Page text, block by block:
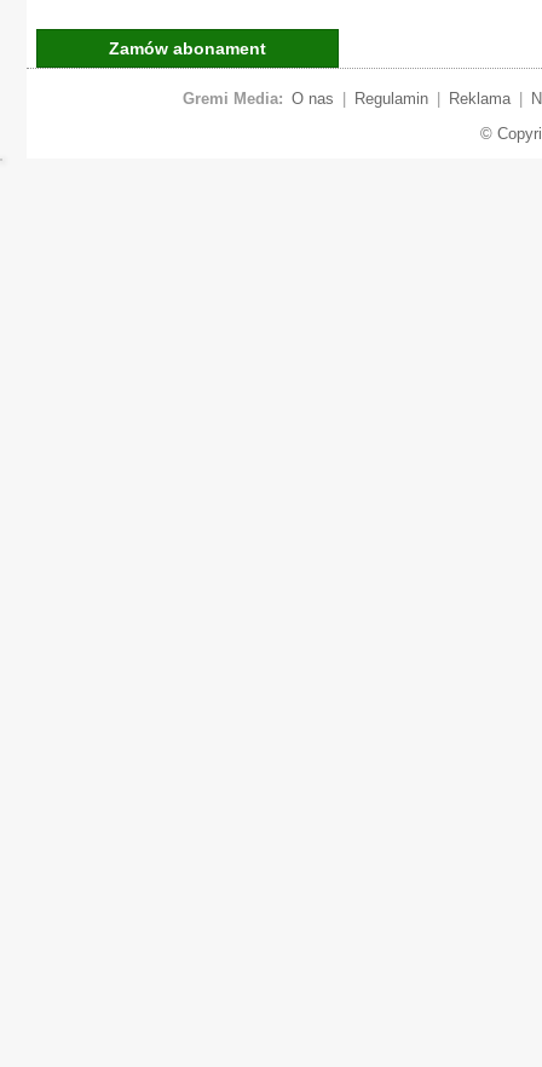
Zamów abonament
Gremi Media: O nas Regulamin Reklama
©